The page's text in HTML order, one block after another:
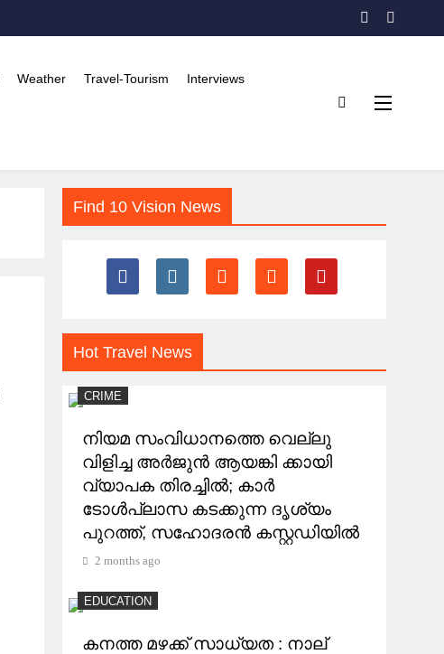
Weather Travel-Tourism Interviews
Find 10 Vision News
Hot Travel News
CRIME
നിയമ സംവിധാനത്തെ വെല്ലു
വിളിച്ച അർജുൻ ആയങ്കി ക്കായി
വ്യാപക തിരച്ചിൽ; കാർ
ടോള്‍പ്ലാസ കടക്കുന്ന ദൃശ്യം
പുറത്ത്, സഹോദരൻ കസ്റ്റഡിയിൽ
2 months ago
EDUCATION
കനത്ത മഴക്ക് സാധ്യത : നാല്